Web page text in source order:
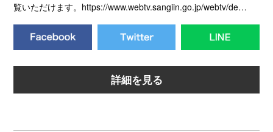
覧いただけます。https://www.webtv.sangiin.go.jp/webtv/de…
詳細を見る